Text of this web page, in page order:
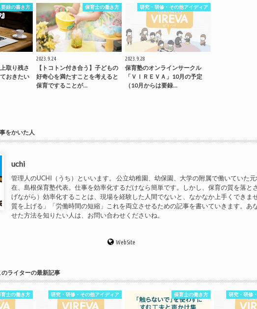
要録の書き方
取り残さ
おきたい
保育士の働き方
2023.9.24
【トコトン付き合う】子どもの
好奇心を満たすことを考えると
保育ですることが…
研究・研修・その他アイディア
2023.9.28
保育塾のオンラインサークル
「ＶＩＲＥＶＡ」10月の予定
（10月からは要録…
をかいた人
uchi
管理人のUCHI（うち）といいます。 公立幼稚園、幼保園、大学の附属で働いていた
在、島根保育塾代表。仕事を効率化するだけなら簡単です。しかし、保育の質を落と
げながら）効率化することは、現場を経験した人間でないと、なかなか上手くできま
質を上げる」「労働時間の短縮」これを両立させるための記事を書いていきます。あ
せた方法を知りたい人は、お問い合わせくださいね。
WebSite
のライターの最新記事
育士の働き方 研究・研修・その他アイディア 保育士の働き方 研究・研修